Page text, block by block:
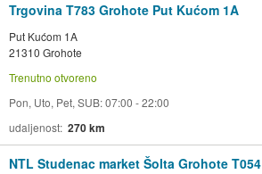
Trgovina T783 Grohote Put Kućom 1A
Put Kućom 1A
21310 Grohote
Trenutno otvoreno
Pon, Uto, Pet, SUB: 07:00 - 22:00
udaljenost 270 km
NTL Studenac market Šolta Grohote T054